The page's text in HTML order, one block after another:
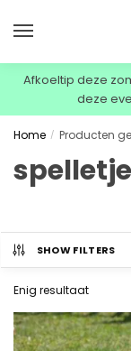
Afkoeltip deze
deze
Home / Producten
SHOW FILTERS
Enig resultaat